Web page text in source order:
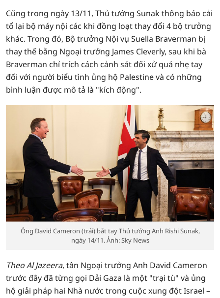
Cũng trong ngày 13/11, Thủ tướng Sunak thông báo cải
tổ lại bộ máy nội các khi đồng loạt thay đổi 4 bộ trưởng
khác. Trong đó, Bộ trưởng Nội vụ Suella Braverman bị
thay thế bằng Ngoại trưởng James Cleverly, sau khi bà
Braverman chỉ trích cách cảnh sát đối xử quá nhẹ tay
đối với người biểu tình ủng hộ Palestine và có những
bình luận được mô tả là "kích động".
Ông David Cameron (trái) bắt tay Thủ tướng Anh Rishi Sunak,
ngày 14/11. Ảnh: Sky News
Theo Al Jazeera, tân Ngoại trưởng Anh David Cameron
trước đây đã từng gọi Dải Gaza là một "trại tù" và ủng
hộ giải pháp hai Nhà nước trong cuộc xung đột Israel –